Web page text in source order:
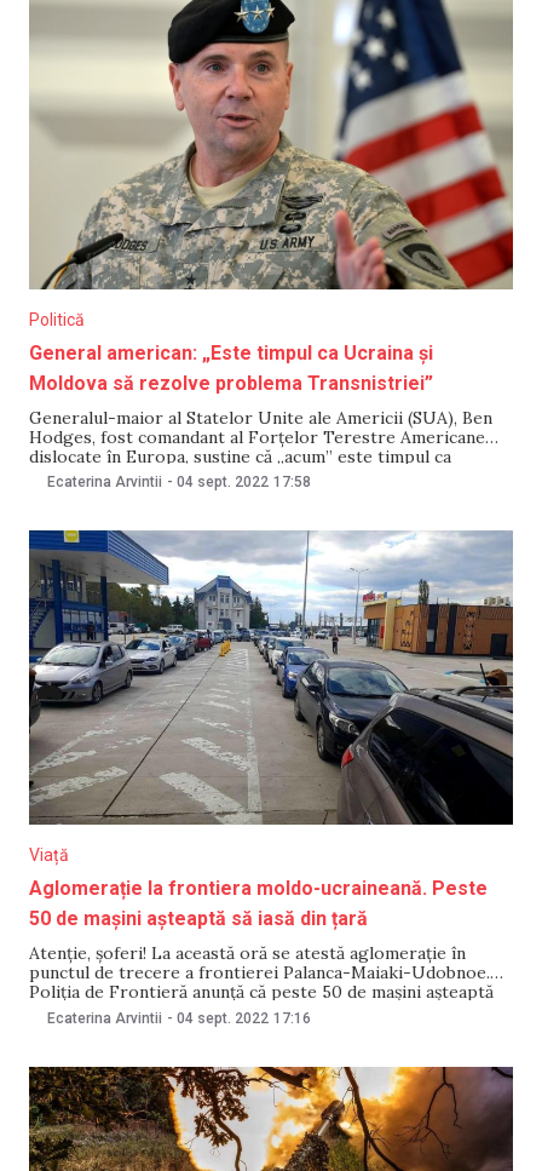
Politică
General american: „Este timpul ca Ucraina și
Moldova să rezolve problema Transnistriei”
Generalul-maior al Statelor Unite ale Americii (SUA), Ben
Hodges, fost comandant al Forțelor Terestre Americane
dislocate în Europa, susține că „acum” este timpul ca
Ucraina și Republica Moldova să rezolve „problema”
Transnistriei. Generalul a scris pe Twitter că Kremlinul nu
timpul
Ecaterina Arvintii - 04 sept. 2022 17:58
Viață
Aglomerație la frontiera moldo-ucraineană. Peste
50 de mașini așteaptă să iasă din țară
Atenție, șoferi! La această oră se atestă aglomerație în
punctul de trecere a frontierei Palanca-Maiaki-Udobnoe.
Poliția de Frontieră anunță că peste 50 de mașini așteaptă
să iasă din țară. Șoferii sunt îndemnați să opteze pentru
PTF Tudora-Starokazacie. „Stimați călători, dacă alegeți să
că se
Ecaterina Arvintii - 04 sept. 2022 17:16